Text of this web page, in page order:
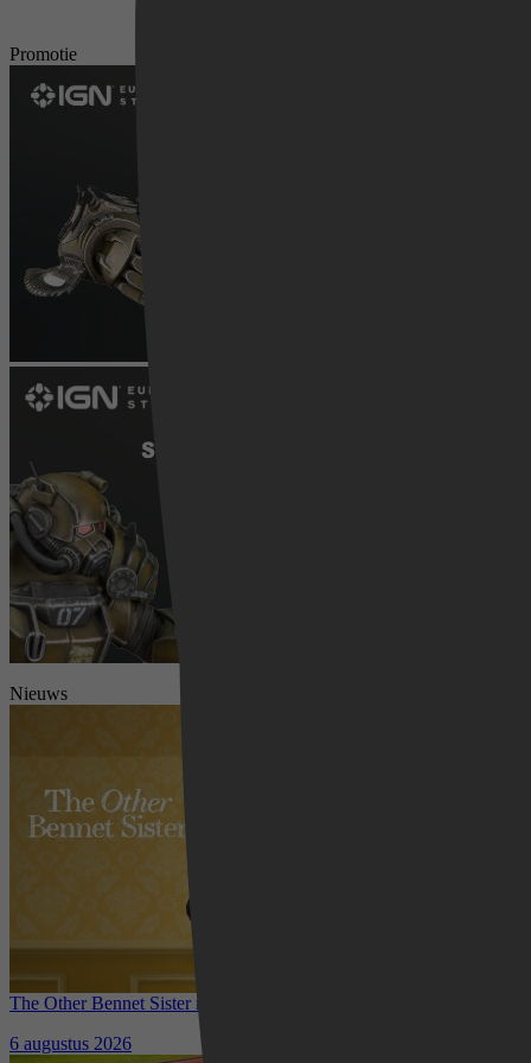
Promotie
Nieuws
The Other Bennet Sister nu te zien op HBO Max: romantisch
kostuumdrama krijgt lovende recensies
6 augustus 2026